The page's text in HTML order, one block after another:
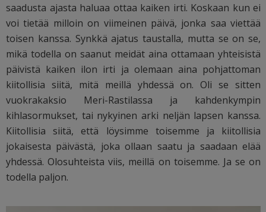
saadusta ajasta haluaa ottaa kaiken irti. Koskaan kun ei
voi tietää milloin on viimeinen päivä, jonka saa viettää
toisen kanssa. Synkkä ajatus taustalla, mutta se on se,
mikä todella on saanut meidät aina ottamaan yhteisistä
päivistä kaiken ilon irti ja olemaan aina pohjattoman
kiitollisia siitä, mitä meillä yhdessä on. Oli se sitten
vuokrakaksio Meri-Rastilassa ja kahdenkympin
kihlasormukset, tai nykyinen arki neljän lapsen kanssa.
Kiitollisia siitä, että löysimme toisemme ja kiitollisia
jokaisesta päivästä, joka ollaan saatu ja saadaan elää
yhdessä. Olosuhteista viis, meillä on toisemme. Ja se on
todella paljon.